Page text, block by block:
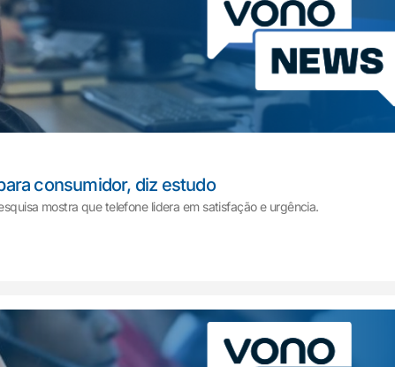
consumidor, diz estudo
mostra que telefone lidera em satisfação e urgência.